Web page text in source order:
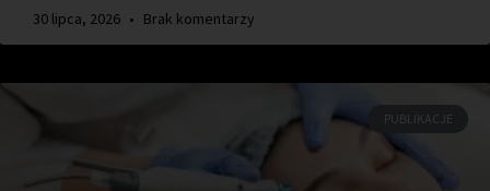
30 lipca, 2026 Brak komentarzy
PUBLIKACJE